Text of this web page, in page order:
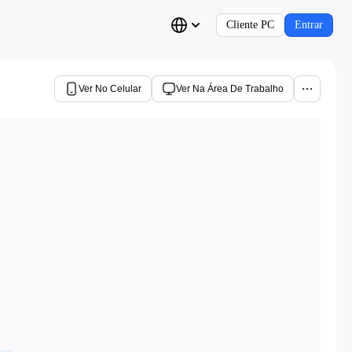
Cliente PC Entrar
Ver No Celular Ver Na Área De Trabalho